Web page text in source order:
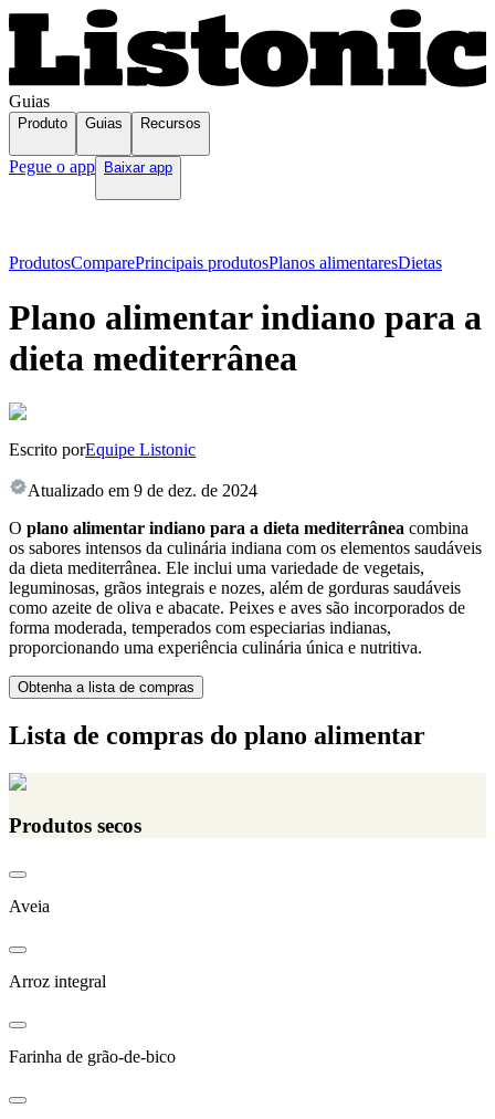
Guias
Produto Guias Recursos
Pegue o app Baixar app
ProdutosComparePrincipais produtosPlanos alimentaresDietas
Plano alimentar indiano para a
dieta mediterrânea
Escrito porEquipe Listonic
Atualizado em 9 de dez. de 2024
O plano alimentar indiano para a dieta mediterrânea combina
os sabores intensos da culinária indiana com os elementos saudáveis
da dieta mediterrânea. Ele inclui uma variedade de vegetais,
leguminosas, grãos integrais e nozes, além de gorduras saudáveis
como azeite de oliva e abacate. Peixes e aves são incorporados de
forma moderada, temperados com especiarias indianas,
proporcionando uma experiência culinária única e nutritiva.
Obtenha a lista de compras
Lista de compras do plano alimentar
Produtos secos
Aveia
Arroz integral
Farinha de grão-de-bico